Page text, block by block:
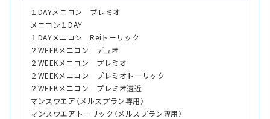
１DAYメニコン プレミオ
メニコン１DAY
１DAYメニコン Reiトーリック
２WEEKメニコン デュオ
２WEEKメニコン プレミオ
２WEEKメニコン プレミオトーリック
２WEEKメニコン プレミオ遠近
マンスウエア（メルスプラン専用）
マンスウエアトーリック（メルスプラン専用）